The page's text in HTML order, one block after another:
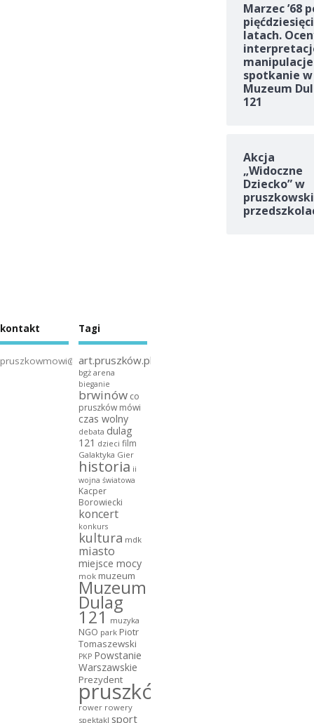
Marzec ’68
latach.
spotkanie w
Muzeum
121
Akcja
„Widoczne
Dziecko” w
kontakt
pruszkowmowi@gmail.com
Tagi
art.pruszków.pl
bgż arena
bieganie
brwinów co
pruszków mówi
czas wolny
debata dulag
121 dzieci film
Galaktyka Gier
historia ii
wojna światowa
Kacper
Borowiecki
koncert
konkurs
kultura mdk
miasto
miejsce mocy
mok muzeum
Muzeum
Dulag
121 muzyka
NGO park Piotr
Tomaszewski
PKP Powstanie
Warszawskie
Prezydent
pruszków
rower rowery
spektakl sport